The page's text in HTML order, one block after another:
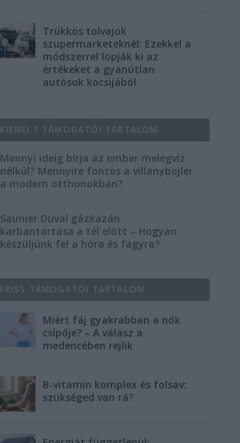
Trükkös tolvajok
szupermarketeknél: Ezekkel a
módszerrel lopják ki az
értékeket a gyanútlan
autósok kocsijából
KIEMELT TÁMOGATÓI TARTALOM
Mennyi ideig bírja az ember melegvíz
nélkül? Mennyire fontos a villanybojler
a modern otthonokban?
Saunier Duval gázkazán
karbantartása a tél előtt – Hogyan
készüljünk fel a hóra és fagyra?
FRISS TÁMOGATÓI TARTALOM
Miért fáj gyakrabban a nők
csípője? – A válasz a
medencében rejlik
B-vitamin komplex és folsav:
szükséged van rá?